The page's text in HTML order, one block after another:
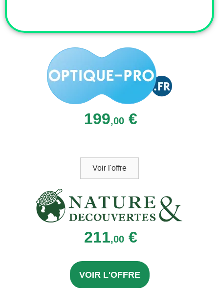
199,00 €
Voir l'offre
211,00 €
VOIR L'OFFRE